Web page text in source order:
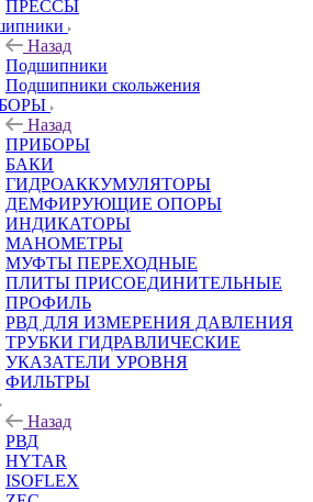
ПРЕССЫ
Назад
Подшипники
Подшипники скольжения
Назад
ПРИБОРЫ
БАКИ
ГИДРОАККУМУЛЯТОРЫ
ДЕМФИРУЮЩИЕ ОПОРЫ
ИНДИКАТОРЫ
МАНОМЕТРЫ
МУФТЫ ПЕРЕХОДНЫЕ
ПЛИТЫ ПРИСОЕДИНИТЕЛЬНЫЕ
ПРОФИЛЬ
РВД ДЛЯ ИЗМЕРЕНИЯ ДАВЛЕНИЯ
ТРУБКИ ГИДРАВЛИЧЕСКИЕ
УКАЗАТЕЛИ УРОВНЯ
ФИЛЬТРЫ
Назад
РВД
HYTAR
ISOFLEX